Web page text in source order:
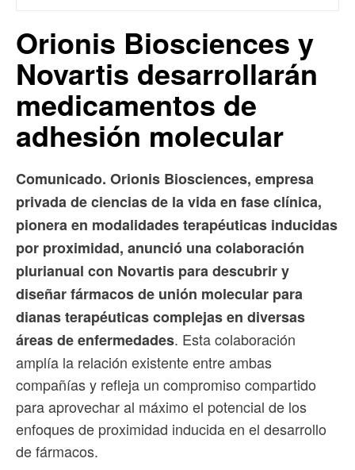
Orionis Biosciences y
Novartis desarrollarán
medicamentos de
adhesión molecular
Comunicado. Orionis Biosciences, empresa
privada de ciencias de la vida en fase clínica,
pionera en modalidades terapéuticas inducidas
por proximidad, anunció una colaboración
plurianual con Novartis para descubrir y
diseñar fármacos de unión molecular para
dianas terapéuticas complejas en diversas
áreas de enfermedades. Esta colaboración
amplía la relación existente entre ambas
compañías y refleja un compromiso compartido
para aprovechar al máximo el potencial de los
enfoques de proximidad inducida en el desarrollo
de fármacos.